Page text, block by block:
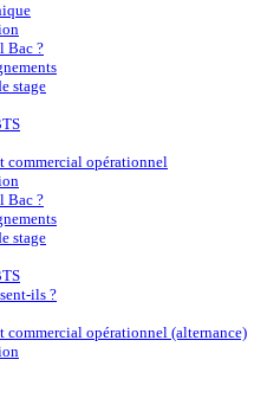
Bac ?
stage
commercial opérationnel
Bac ?
stage
ils ?
commercial opérationnel (alternance)